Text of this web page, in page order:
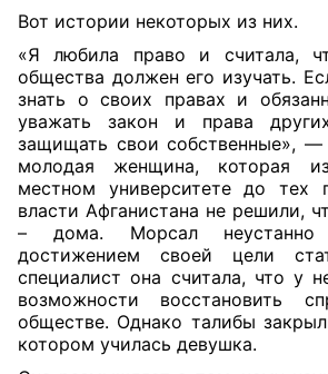
Вот истории некоторых из них.
«Я любила право и считала,
общества должен его изучать.
знать о своих правах и
уважать закон и права
защищать свои собственные», —
молодая женщина, которая
местном университете до тех
власти Афганистана не решили,
– дома. Морсал неустанно
достижением своей цели
специалист она считала, что у
возможности восстановить
обществе. Однако талибы
котором училась девушка.